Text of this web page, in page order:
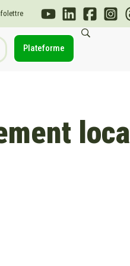
Plateforme
local